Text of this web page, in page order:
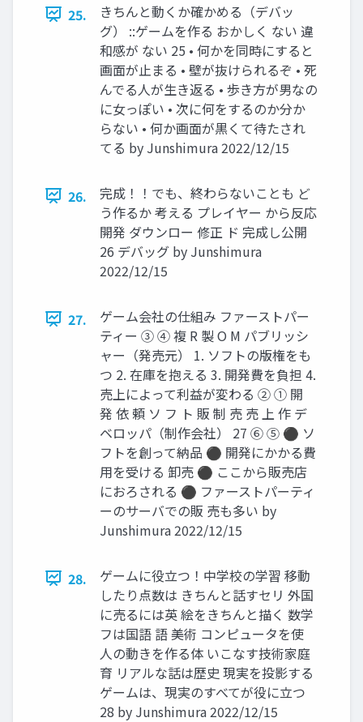
25.
きちんと動くか確かめる（デバッ
グ） ::ゲームを作る おかしく ない 違
和感が ない 25 • 何かを同時にすると
画面が止まる • 壁が抜けられるぞ • 死
んでる人が生き返る • 歩き方が男なの
に女っぽい • 次に何をするのか分か
らない • 何か画面が黒くて待たされ
てる by Junshimura 2022/12/15
26.
完成！！でも、終わらないことも ど
う作るか 考える プレイヤー から反応
開発 ダウンロー 修正 ド 完成し公開
26 デバッグ by Junshimura
2022/12/15
27.
ゲーム会社の仕組み ファーストパー
ティー ③ ④ 複 R 製 O M パブリッシ
ャー（発売元） 1. ソフトの版権をも
つ 2. 在庫を抱える 3. 開発費を負担 4.
売上によって利益が変わる ② ① 開
発 依 頼 ソ フ ト 販 制 売 売 上 作 デ
ベロッパ（制作会社） 27 ⑥ ⑤ ⚫ ソ
フトを創って納品 ⚫ 開発にかかる費
用を受ける 卸売 ⚫ ここから販売店
におろされる ⚫ ファーストパーティ
ーのサーバでの販 売も多い by
Junshimura 2022/12/15
28.
ゲームに役立つ！中学校の学習 移動
したり点数は きちんと話すセリ 外国
に売るには英 絵をきちんと描く 数学
フは国語 語 美術 コンピュータを使
人の動きを作る体 いこなす技術家庭
育 リアルな話は歴史 現実を投影する
ゲームは、現実のすべてが役に立つ
28 by Junshimura 2022/12/15